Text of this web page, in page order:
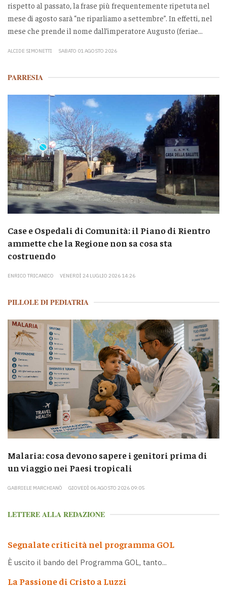
rispetto al passato, la frase più frequentemente ripetuta nel
mese di agosto sarà “ne riparliamo a settembre”. In effetti, nel
mese che prende il nome dall’imperatore Augusto (feriae...
ALCIDE SIMONETTI SABATO 01 AGOSTO 2026
PARRESIA
Case e Ospedali di Comunità: il Piano di Rientro
ammette che la Regione non sa cosa sta
costruendo
ENRICO TRICANICO VENERDÌ 24 LUGLIO 2026 14:26
PILLOLE DI PEDIATRIA
Malaria: cosa devono sapere i genitori prima di
un viaggio nei Paesi tropicali
GABRIELE MARCHIANÒ GIOVEDÌ 06 AGOSTO 2026 09:05
LETTERE ALLA REDAZIONE
Segnalate criticità nel programma GOL
È uscito il bando del Programma GOL, tanto...
La Passione di Cristo a Luzzi